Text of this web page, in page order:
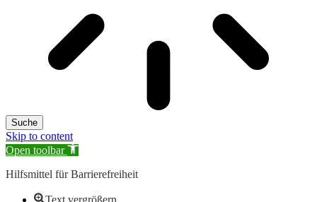
Suche
Skip to content
Open toolbar
Hilfsmittel für Barrierefreiheit